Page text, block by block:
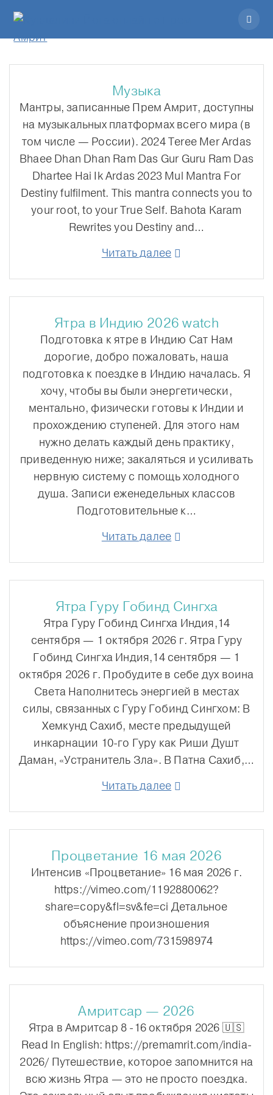
Музыка
Мантры, записанные Прем Амрит, доступны
на музыкальных платформах всего мира (в
том числе — России). 2024 Teree Mer Ardas
Bhaee Dhan Dhan Ram Das Gur Guru Ram Das
Dhartee Hai Ik Ardas 2023 Mul Mantra For
Destiny fulfilment. This mantra connects you to
your root, to your True Self. Bahota Karam
Rewrites you Destiny and…
Читать далее
Ятра в Индию 2026 watch
Подготовка к ятре в Индию Сат Нам
дорогие, добро пожаловать, наша
подготовка к поездке в Индию началась. Я
хочу, чтобы вы были энергетически,
ментально, физически готовы к Индии и
прохождению ступеней. Для этого нам
нужно делать каждый день практику,
приведенную ниже; закаляться и усиливать
нервную систему с помощь холодного
душа. Записи еженедельных классов
Подготовительные к…
Читать далее
Ятра Гуру Гобинд Сингха
Ятра Гуру Гобинд Сингха Индия,14
сентября — 1 октября 2026 г. Ятра Гуру
Гобинд Сингха Индия,14 сентября — 1
октября 2026 г. Пробудите в себе дух воина
Света Наполнитесь энергией в местах
силы, связанных с Гуру Гобинд Сингхом: В
Хемкунд Сахиб, месте предыдущей
инкарнации 10-го Гуру как Риши Душт
Даман, «Устранитель Зла». В Патна Сахиб,…
Читать далее
Процветание 16 мая 2026
Интенсив «Процветание» 16 мая 2026 г.
https://vimeo.com/1192880062?
share=copy&fl=sv&fe=ci Детальное
объяснение произношения
https://vimeo.com/731598974
Амритсар — 2026
Ятра в Амритсар 8 -16 октября 2026 🇺🇸
Read In English: https://premamrit.com/india-
2026/ Путешествие, которое запомнится на
всю жизнь Ятра — это не просто поездка.